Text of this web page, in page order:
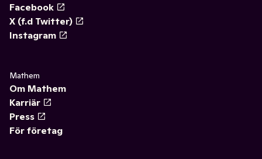
Facebook
X (f.d Twitter)
Instagram
Mathem
Om Mathem
Karriär
Press
För företag